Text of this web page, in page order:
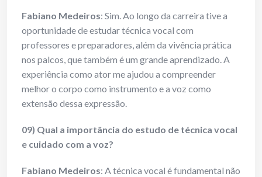
Fabiano Medeiros: Sim. Ao longo da carreira tive a
oportunidade de estudar técnica vocal com
professores e preparadores, além da vivência prática
nos palcos, que também é um grande aprendizado. A
experiência como ator me ajudou a compreender
melhor o corpo como instrumento e a voz como
extensão dessa expressão.
09) Qual a importância do estudo de técnica vocal
e cuidado com a voz?
Fabiano Medeiros: A técnica vocal é fundamental não